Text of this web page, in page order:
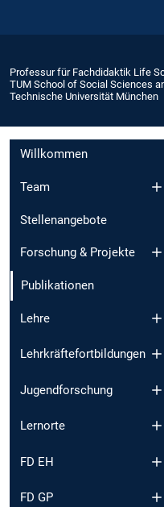
Professur für Fachdidaktik Life
TUM School of Social Sciences
Technische Universität München
Willkommen
Team
Stellenangebote
Forschung & Projekte
Publikationen
Lehre
Lehrkräftefortbildungen
Jugendforschung
Lernorte
FD EH
FD GP